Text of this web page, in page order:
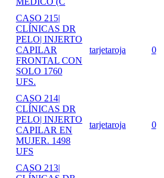
CASO 215|
CLÍNICAS DR
PELO| INJERTO
CAPILAR
FRONTAL CON
SOLO 1760
UFS.
tarjetaroja 0
CASO 214|
CLÍNICAS DR
PELO| INJERTO
CAPILAR EN
MUJER. 1498
UFS
tarjetaroja 0
CASO 213|